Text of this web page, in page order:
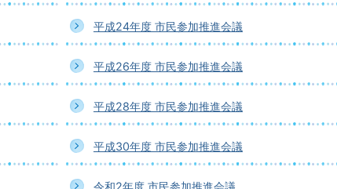
平成24年度 市民参加推進会議
平成26年度 市民参加推進会議
平成28年度 市民参加推進会議
平成30年度 市民参加推進会議
令和2年度 市民参加推進会議